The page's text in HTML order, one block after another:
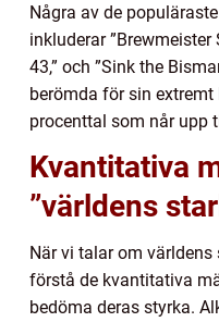
Några av de
inkluderar ”Brewmeister
43,” och ”Sink the
berömda för sin
procenttal som når upp
Kvantitativa
”världens
När vi talar om
förstå de kvantitativa
bedöma deras styrka.